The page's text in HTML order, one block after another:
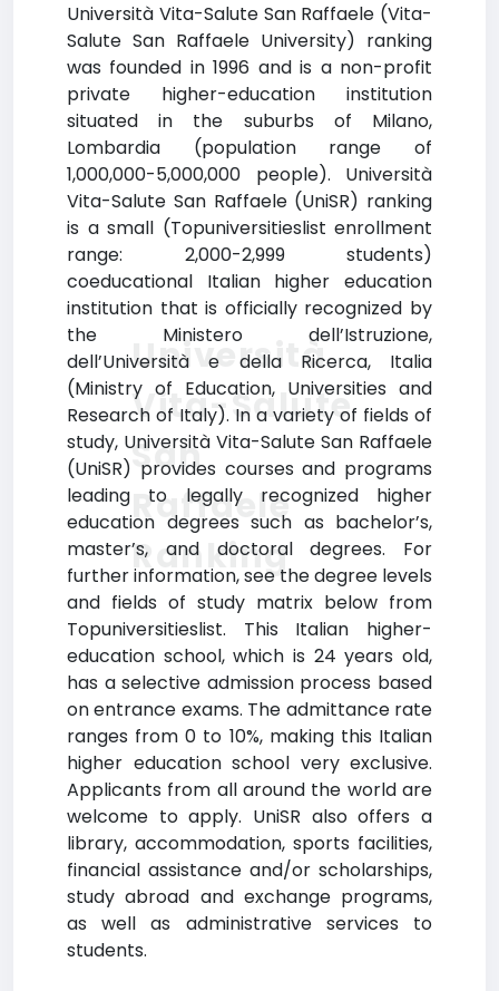
Università Vita-Salute San Raffaele (Vita-
Salute San Raffaele University) ranking
was founded in 1996 and is a non-profit
private higher-education institution
situated in the suburbs of Milano,
Lombardia (population range of
1,000,000-5,000,000 people). Università
Vita-Salute San Raffaele (UniSR) ranking
is a small (Topuniversitieslist enrollment
range: 2,000-2,999 students)
coeducational Italian higher education
institution that is officially recognized by
the Ministero dell’Istruzione,
dell’Università e della Ricerca, Italia
(Ministry of Education, Universities and
Research of Italy). In a variety of fields of
study, Università Vita-Salute San Raffaele
(UniSR) provides courses and programs
leading to legally recognized higher
education degrees such as bachelor’s,
master’s, and doctoral degrees. For
further information, see the degree levels
and fields of study matrix below from
Topuniversitieslist. This Italian higher-
education school, which is 24 years old,
has a selective admission process based
on entrance exams. The admittance rate
ranges from 0 to 10%, making this Italian
higher education school very exclusive.
Applicants from all around the world are
welcome to apply. UniSR also offers a
library, accommodation, sports facilities,
financial assistance and/or scholarships,
study abroad and exchange programs,
as well as administrative services to
students.
Università
Vita-Salute
San
Raffaele
Ranking